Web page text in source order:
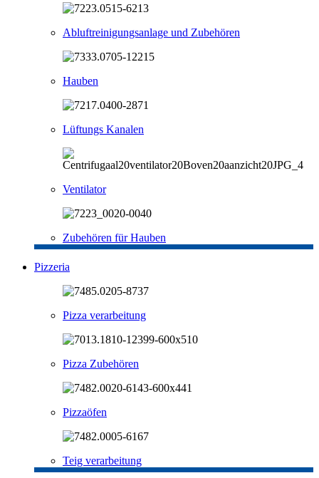
Abluftreinigungsanlage und Zubehören
Hauben
Lüftungs Kanalen
Ventilator
Zubehören für Hauben
Pizzeria
Pizza verarbeitung
Pizza Zubehören
Pizzaöfen
Teig verarbeitung